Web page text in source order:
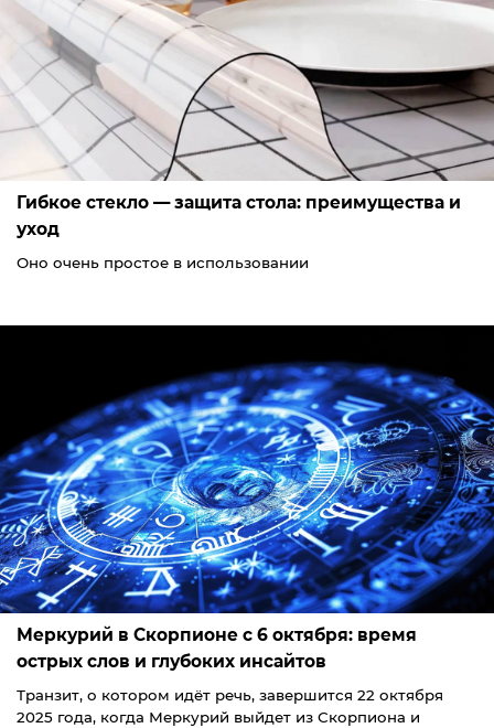
Гибкое стекло — защита стола: преимущества и
уход
Оно очень простое в использовании
Меркурий в Скорпионе с 6 октября: время
острых слов и глубоких инсайтов
Транзит, о котором идёт речь, завершится 22 октября
2025 года, когда Меркурий выйдет из Скорпиона и